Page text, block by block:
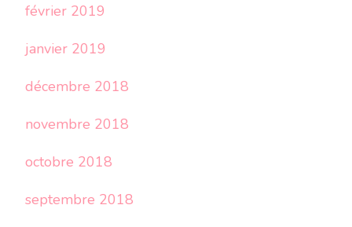
février 2019
janvier 2019
décembre 2018
novembre 2018
octobre 2018
septembre 2018